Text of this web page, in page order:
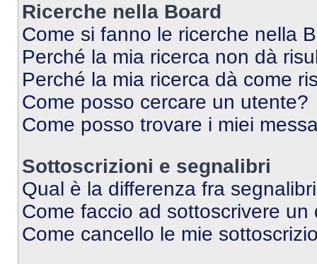
Ricerche nella Board
Come si fanno le ricerche nella
Perché la mia ricerca non dà
Perché la mia ricerca dà come
Come posso cercare un utente?
Come posso trovare i miei
Sottoscrizioni e segnalibri
Qual è la differenza fra
Come faccio ad sottoscrivere
Come cancello le mie